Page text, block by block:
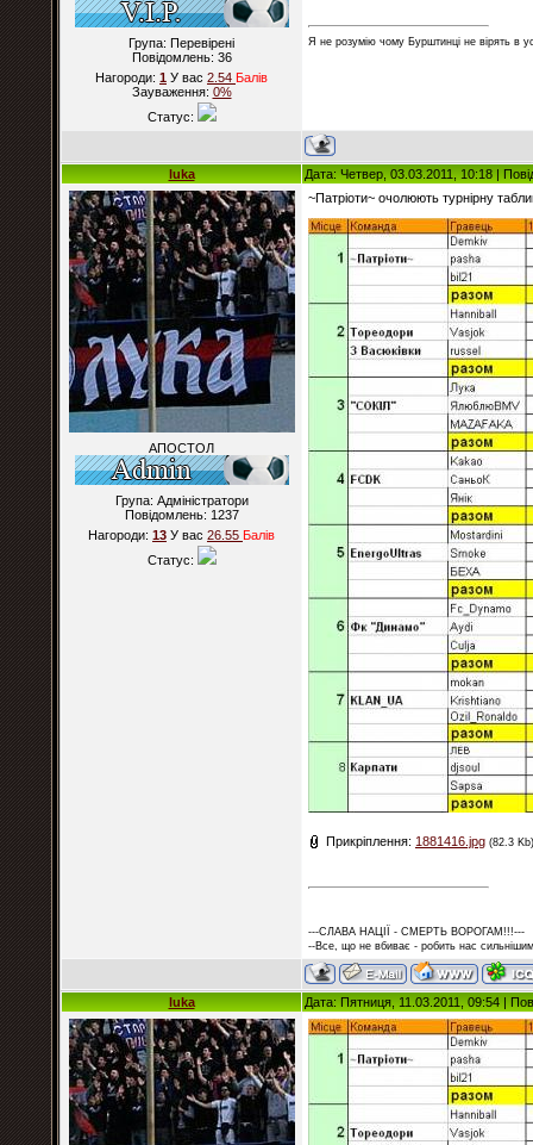
Група: Перевірені
Повідомлень: 36
Нагороди: 1 У вас 2.54 Балiв
Зауваження: 0%
Статус:
Я не розумію чому Бурштинці не вірять в
luka Дата: Четвер, 03.03.2011, 10:18 |
АПОСТОЛ
Група: Адміністратори
Повідомлень: 1237
Нагороди: 13 У вас 26.55 Балiв
Статус:
~Патріоти~ очолюють турнірну
Прикріплення: 1881416.jpg (82.3 Kb)
---СЛАВА НАЦІЇ - СМЕРТЬ ВОРОГАМ!!!---
--Все, що не вбиває - робить нас
luka Дата: Пятниця, 11.03.2011, 09:54 |